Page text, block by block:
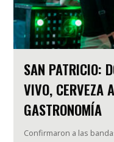
SAN PATRICIO:
VIVO, CERVEZA
GASTRONOMÍA
Confirmaron a las